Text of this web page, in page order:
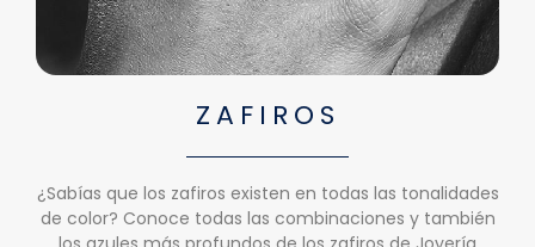
ZAFIROS
¿Sabías que los zafiros existen en todas las tonalidades
de color? Conoce todas las combinaciones y también